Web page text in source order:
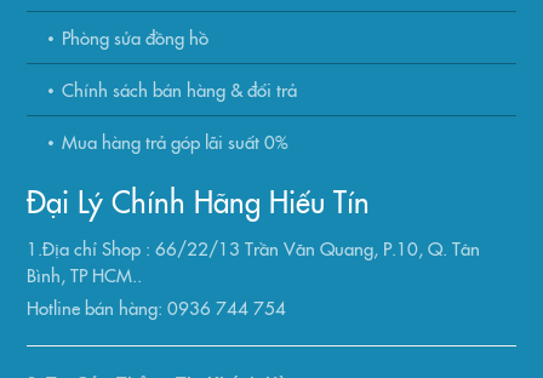
Phòng sửa đồng hồ
Chính sách bán hàng & đổi trả
Mua hàng trả góp lãi suất 0%
Đại Lý Chính Hãng Hiếu Tín
1.Địa chỉ Shop : 66/22/13 Trần Văn Quang, P.10, Q. Tân
Bình, TP HCM..
Hotline bán hàng: 0936 744 754